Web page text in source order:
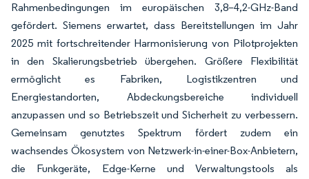
Rahmenbedingungen im europäischen 3,8–4,2-GHz-Band
gefördert. Siemens erwartet, dass Bereitstellungen im Jahr
2025 mit fortschreitender Harmonisierung von Pilotprojekten
in den Skalierungsbetrieb übergehen. Größere Flexibilität
ermöglicht es Fabriken, Logistikzentren und
Energiestandorten, Abdeckungsbereiche individuell
anzupassen und so Betriebszeit und Sicherheit zu verbessern.
Gemeinsam genutztes Spektrum fördert zudem ein
wachsendes Ökosystem von Netzwerk-in-einer-Box-Anbietern,
die Funkgeräte, Edge-Kerne und Verwaltungstools als